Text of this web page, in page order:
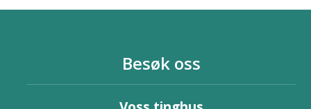
Besøk oss